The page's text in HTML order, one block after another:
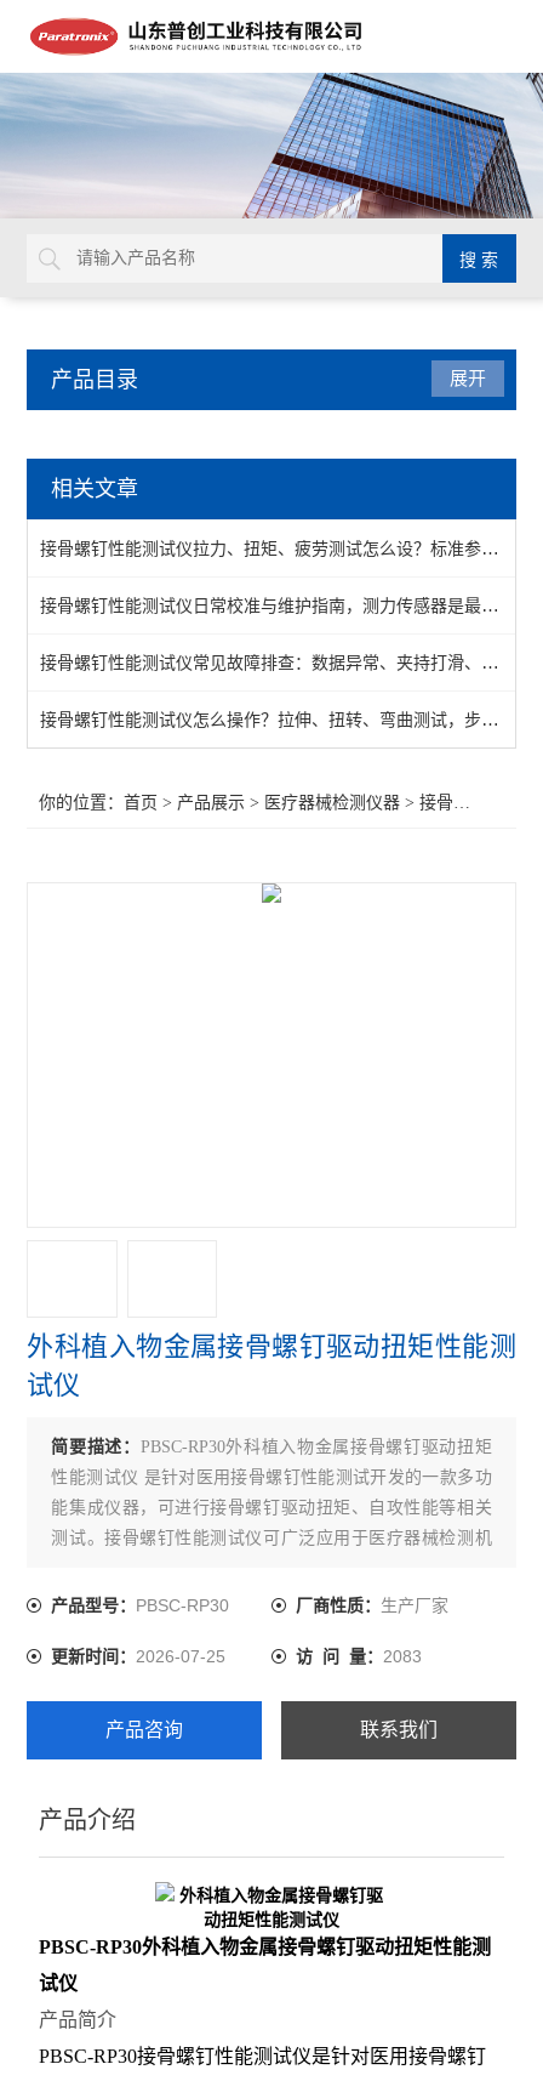
产品目录
锋利度测试仪
牙科种植体动态疲劳试验
球囊导管爆破压力测试仪
摩擦力测试仪
织物静电衰减性测试仪
展开
相关文章
接骨螺钉性能测试仪拉力、扭矩、疲劳测试怎么设？标准参数一文说清
接骨螺钉性能测试仪日常校准与维护指南，测力传感器是最容易出问题的部件
接骨螺钉性能测试仪常见故障排查：数据异常、夹持打滑、传感器漂移，逐条解决
接骨螺钉性能测试仪怎么操作？拉伸、扭转、弯曲测试，步骤一次讲清
你的位置：首页 > 产品展示 > 医疗器械检测仪器 >接骨螺钉性能测试仪
外科植入物金属接骨螺钉驱动扭矩性能测
试仪
简要描述： PBSC-RP30外科植入物金属接骨螺钉驱动扭矩
性能测试仪 是针对医用接骨螺钉性能测试开发的一款多功
能集成仪器，可进行接骨螺钉驱动扭矩、自攻性能等相关
测试。接骨螺钉性能测试仪可广泛应用于医疗器械检测机
钉性能测试仪
产品型号： PBSC-RP30 厂商性质： 生产厂家
更新时间：2026-07-25 访 问 量： 2083
产品咨询 联系我们
产品介绍
PBSC-RP30外科植入物金属接骨螺钉驱动扭矩性能测
试仪
产品简介
PBSC-RP30接骨螺钉性能测试仪是针对医用接骨螺钉